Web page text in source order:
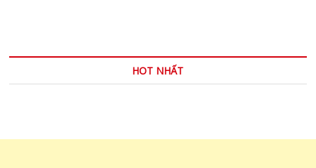
HOT NHẤT